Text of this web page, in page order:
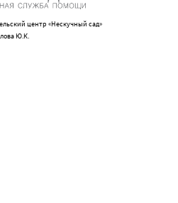
центр «Нескучный сад»
Ю.К.